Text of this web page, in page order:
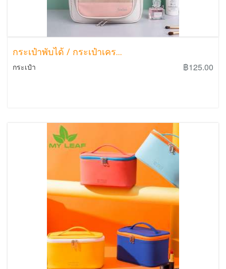
กระเป๋าพับได้ / กระเป๋าเคร...
กระเป๋า ฿125.00